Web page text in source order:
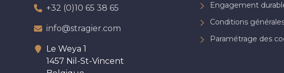
+32 (0)10 65 38 65
info@stragier.com
Le Weya 1
1457 Nil-St-Vincent
Engagement
Conditions
Paramétrage des